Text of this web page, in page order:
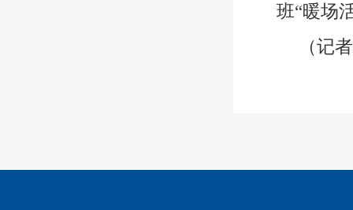
班“暖场
（记